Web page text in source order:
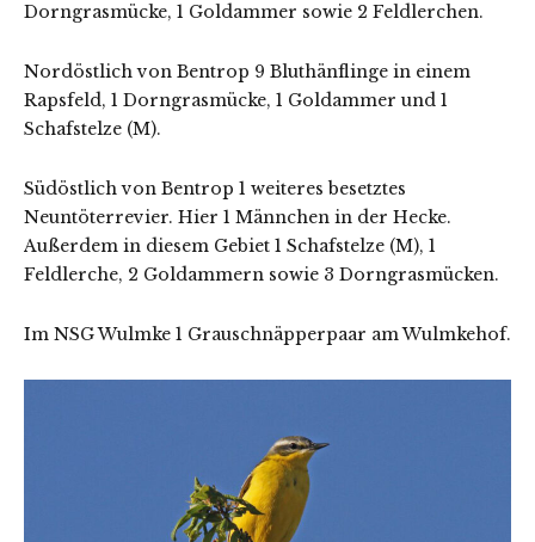
Dorngrasmücke, 1 Goldammer sowie 2 Feldlerchen.
Nordöstlich von Bentrop 9 Bluthänflinge in einem
Rapsfeld, 1 Dorngrasmücke, 1 Goldammer und 1
Schafstelze (M).
Südöstlich von Bentrop 1 weiteres besetztes
Neuntöterrevier. Hier 1 Männchen in der Hecke.
Außerdem in diesem Gebiet 1 Schafstelze (M), 1
Feldlerche, 2 Goldammern sowie 3 Dorngrasmücken.
Im NSG Wulmke 1 Grauschnäpperpaar am Wulmkehof.